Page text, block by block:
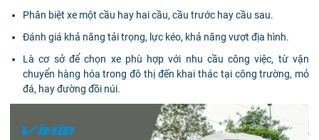
Phân biệt xe một cầu hay hai cầu, cầu trước hay cầu sau.
Đánh giá khả năng tải trọng, lực kéo, khả năng vượt địa hình.
Là cơ sở để chọn xe phù hợp với nhu cầu công việc, từ vận
chuyển hàng hóa trong đô thị đến khai thác tại công trường, mỏ
đá, hay đường đồi núi.